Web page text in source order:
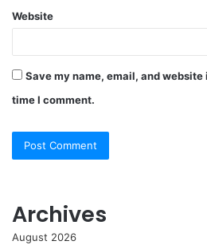
Website
Save my name, email, and
time I comment.
Archives
August 2026